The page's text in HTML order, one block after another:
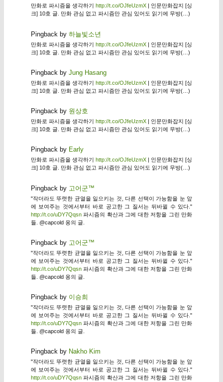
만화로 파시즘을 생각하기 http://t.co/OJfeUzmX | 인문만화잡지 [싱
크] 10호 글. 만화 관심 없고 파시즘만 관심 있어도 읽기에 무방(…)
Pingback by 하늘빛소년
만화로 파시즘을 생각하기 http://t.co/OJfeUzmX | 인문만화잡지 [싱
크] 10호 글. 만화 관심 없고 파시즘만 관심 있어도 읽기에 무방(…)
Pingback by Jung Hasang
만화로 파시즘을 생각하기 http://t.co/OJfeUzmX | 인문만화잡지 [싱
크] 10호 글. 만화 관심 없고 파시즘만 관심 있어도 읽기에 무방(…)
Pingback by 원상호
만화로 파시즘을 생각하기 http://t.co/OJfeUzmX | 인문만화잡지 [싱
크] 10호 글. 만화 관심 없고 파시즘만 관심 있어도 읽기에 무방(…)
Pingback by Early
만화로 파시즘을 생각하기 http://t.co/OJfeUzmX | 인문만화잡지 [싱
크] 10호 글. 만화 관심 없고 파시즘만 관심 있어도 읽기에 무방(…)
Pingback by 고어군™
"작더라도 뚜렷한 균열을 일으키는 것, 다른 선택이 가능함을 눈 앞
에 보여주는 것에서부터 바로 공고한 그 질서는 뒤바뀔 수 있다."
http://t.co/uDY7Qqsn파시즘의 확산과 그에 대한 저항을 그린 만화
들. @capcold 옹의 글.
Pingback by 고어군™
"작더라도 뚜렷한 균열을 일으키는 것, 다른 선택이 가능함을 눈 앞
에 보여주는 것에서부터 바로 공고한 그 질서는 뒤바뀔 수 있다."
http://t.co/uDY7Qqsn파시즘의 확산과 그에 대한 저항을 그린 만화
들. @capcold 옹의 글.
Pingback by 이승희
"작더라도 뚜렷한 균열을 일으키는 것, 다른 선택이 가능함을 눈 앞
에 보여주는 것에서부터 바로 공고한 그 질서는 뒤바뀔 수 있다."
http://t.co/uDY7Qqsn파시즘의 확산과 그에 대한 저항을 그린 만화
들. @capcold 옹의 글.
Pingback by Nakho Kim
"작더라도 뚜렷한 균열을 일으키는 것, 다른 선택이 가능함을 눈 앞
에 보여주는 것에서부터 바로 공고한 그 질서는 뒤바뀔 수 있다."
http://t.co/uDY7Qqsn파시즘의 확산과 그에 대한 저항을 그린 만화